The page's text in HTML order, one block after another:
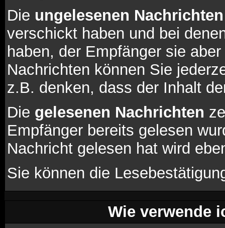
Die ungelesenen Nachrichten
verschickt haben und bei
haben, der Empfänger sie
Nachrichten können Sie
z.B. denken, dass der Inhalt
Die gelesenen Nachrichten
Empfänger bereits gelesen
Nachricht gelesen hat wird
Sie können die
Wie verwende